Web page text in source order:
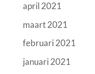
april 2021
maart 2021
februari 2021
januari 2021